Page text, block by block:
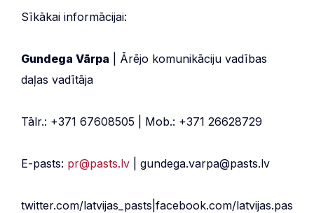
Sīkākai informācijai:
Gundega Vārpa | Ārējo komunikāciju vadības
daļas vadītāja
Tālr.: +371 67608505 | Mob.: +371 26628729
E-pasts: pr@pasts.lv | gundega.varpa@pasts.lv
twitter.com/latvijas_pasts|facebook.com/latvijas.pas